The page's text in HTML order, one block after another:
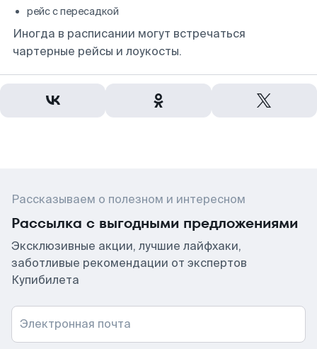
рейс с пересадкой
Иногда в расписании могут встречаться
чартерные рейсы и лоукосты.
Рассказываем о полезном и интересном
Рассылка с выгодными предложениями
Эксклюзивные акции, лучшие лайфхаки,
заботливые рекомендации от экспертов
Купибилета
Электронная почта